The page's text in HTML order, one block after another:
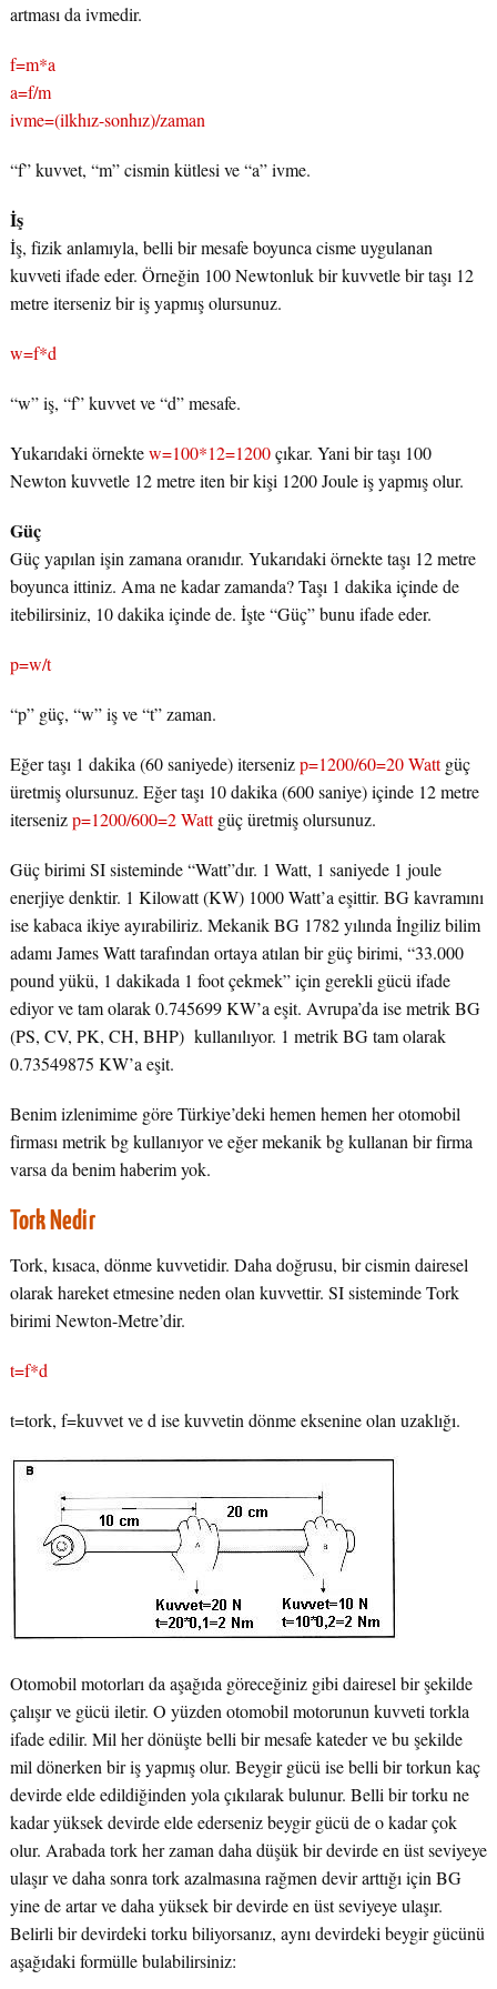
artması da ivmedir.
f=m*a
a=f/m
ivme=(ilkhız-sonhız)/zaman
“f” kuvvet, “m” cismin kütlesi ve “a” ivme.
İş
İş, fizik anlamıyla, belli bir mesafe boyunca cisme uygulanan
kuvveti ifade eder. Örneğin 100 Newtonluk bir kuvvetle bir taşı 12
metre iterseniz bir iş yapmış olursunuz.
w=f*d
“w” iş, “f” kuvvet ve “d” mesafe.
Yukarıdaki örnektew=100*12=1200çıkar. Yani bir taşı 100
Newton kuvvetle 12 metre iten bir kişi 1200 Joule iş yapmış olur.
Güç
Güç yapılan işin zamana oranıdır. Yukarıdaki örnekte taşı 12 metre
boyunca ittiniz. Ama ne kadar zamanda? Taşı 1 dakika içinde de
itebilirsiniz, 10 dakika içinde de. İşte “Güç” bunu ifade eder.
p=w/t
“p” güç, “w” iş ve “t” zaman.
Eğer taşı 1 dakika (60 saniyede) itersenizp=1200/60=20 Wattgüç
üretmiş olursunuz. Eğer taşı 10 dakika (600 saniye) içinde 12 metre
itersenizp=1200/600=2 Wattgüç üretmiş olursunuz.
Güç birimi SI sisteminde “Watt”dır. 1 Watt, 1 saniyede 1 joule
enerjiye denktir. 1 Kilowatt (KW) 1000 Watt’a eşittir. BG kavramını
ise kabaca ikiye ayırabiliriz. Mekanik BG 1782 yılında İngiliz bilim
adamı James Watt tarafından ortaya atılan bir güç birimi, “33.000
pound yükü, 1 dakikada 1 foot çekmek” için gerekli gücü ifade
ediyor ve tam olarak 0.745699 KW’a eşit. Avrupa’da ise metrik BG
(PS, CV, PK, CH, BHP) kullanılıyor. 1 metrik BG tam olarak
0.73549875 KW’a eşit.
Benim izlenimime göre Türkiye’deki hemen hemen her otomobil
firması metrik bg kullanıyor ve eğer mekanik bg kullanan bir firma
varsa da benim haberim yok.
Tork Nedir
Tork, kısaca, dönme kuvvetidir. Daha doğrusu, bir cismin dairesel
olarak hareket etmesine neden olan kuvvettir. SI sisteminde Tork
birimi Newton-Metre’dir.
t=f*d
t=tork, f=kuvvet ve d ise kuvvetin dönme eksenine olan uzaklığı.
Otomobil motorları da aşağıda göreceğiniz gibi dairesel bir şekilde
çalışır ve gücü iletir. O yüzden otomobil motorunun kuvveti torkla
ifade edilir. Mil her dönüşte belli bir mesafe kateder ve bu şekilde
mil dönerken bir iş yapmış olur. Beygir gücü ise belli bir torkun kaç
devirde elde edildiğinden yola çıkılarak bulunur. Belli bir torku ne
kadar yüksek devirde elde ederseniz beygir gücü de o kadar çok
olur. Arabada tork her zaman daha düşük bir devirde en üst seviyeye
ulaşır ve daha sonra tork azalmasına rağmen devir arttığı için BG
yine de artar ve daha yüksek bir devirde en üst seviyeye ulaşır.
Belirli bir devirdeki torku biliyorsanız, aynı devirdeki beygir gücünü
aşağıdaki formülle bulabilirsiniz: